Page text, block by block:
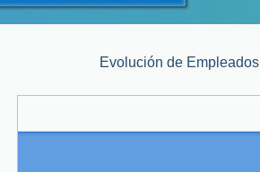
Evolución de Empleados